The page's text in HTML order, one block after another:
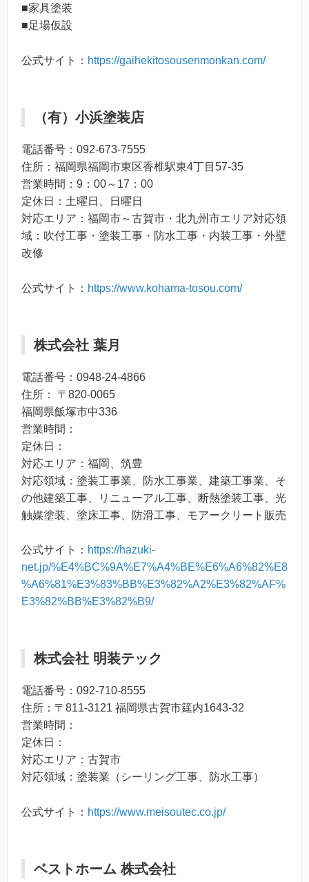
■家具塗装
■足場仮設
公式サイト： https://gaihekitosousenmonkan.com/
（有）小浜塗装店
電話番号：092-673-7555
住所：福岡県福岡市東区香椎駅東4丁目57-35
営業時間：9：00～17：00
定休日：土曜日、日曜日
対応エリア：福岡市～古賀市・北九州市エリア対応領
域：吹付工事・塗装工事・防水工事・内装工事・外壁
改修
公式サイト： https://www.kohama-tosou.com/
株式会社 葉月
電話番号：0948-24-4866
住所： 〒820-0065
福岡県飯塚市中336
営業時間：
定休日：
対応エリア：福岡、筑豊
対応領域：塗装工事業、防水工事業、建築工事業、そ
の他建築工事、リニューアル工事、断熱塗装工事、光
触媒塗装、塗床工事、防滑工事、モアークリート販売
公式サイト： https://hazuki-
net.jp/%E4%BC%9A%E7%A4%BE%E6%A6%82%E8
%A6%81%E3%83%BB%E3%82%A2%E3%82%AF%
E3%82%BB%E3%82%B9/
株式会社 明装テック
電話番号：092-710-8555
住所：〒811-3121 福岡県古賀市筳内1643-32
営業時間：
定休日：
対応エリア：古賀市
対応領域：塗装業（シーリング工事、防水工事）
公式サイト： https://www.meisoutec.co.jp/
ベストホーム 株式会社